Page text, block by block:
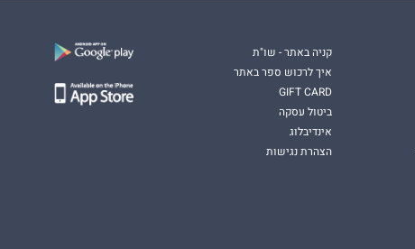
קניה באתר - שו"ת
איך לרכוש ספר באתר
GIFT CARD
ביטול עסקה
אינדיבלוג
הצהרת נגישות